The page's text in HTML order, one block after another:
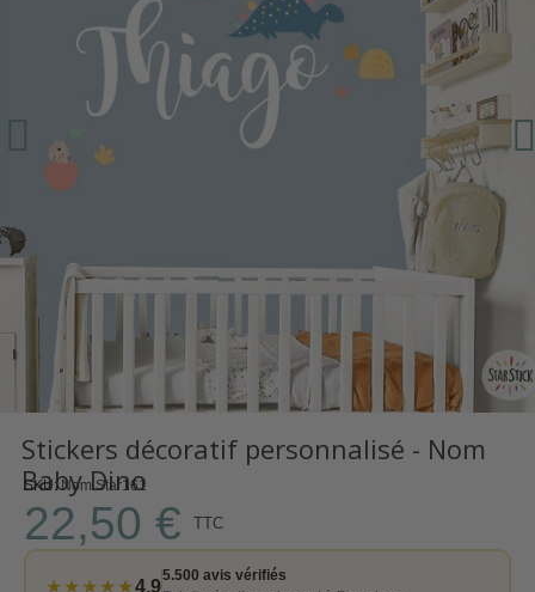
Stickers décoratif personnalisé - Nom
Baby Dino
SKU Nom Star161
22,50 € TTC
★★★★★4.9
5.500 avis vérifiés